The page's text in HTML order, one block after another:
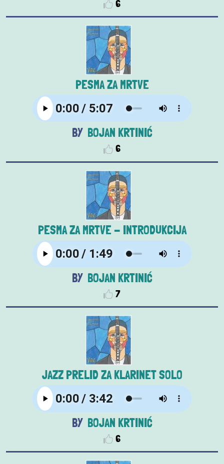
6
PESMA ZA MRTVE
BOJAN KRTINIĆ
6
PESMA ZA MRTVE - INTRODUKCIJA
BOJAN KRTINIĆ
7
JAZZ PRELID ZA KLARINET SOLO
BOJAN KRTINIĆ
6